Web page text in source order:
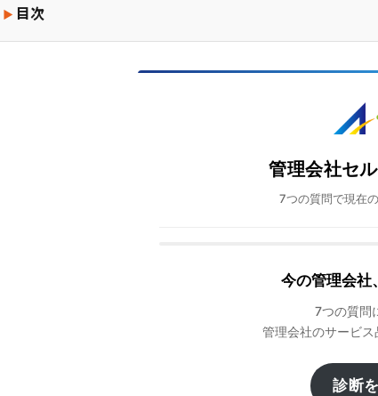
目次
管理会社セ
7つの質問で現在
今の管理会社
7つの質問
管理会社のサービ
診断